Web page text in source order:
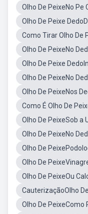
Olho De PeixeNo Pe
Olho De Peixe
Como Tirar Olho De
Olho De PeixeNo
Olho De Peixe
Olho De PeixeNo
Olho De PeixeNos
Como É Olho De
Olho De PeixeSob a
Olho De PeixeNo
Olho De
Olho De
Olho De PeixeOu
CauterizaçãoOlho
Olho De PeixeComo